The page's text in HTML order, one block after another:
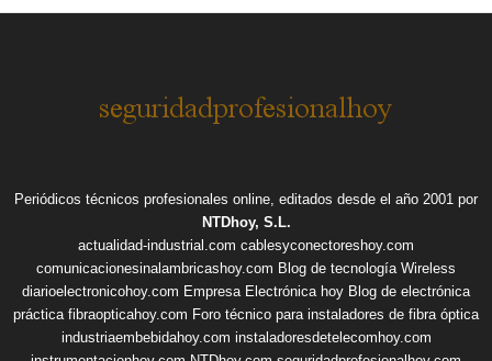
Periódicos técnicos profesionales online, editados desde el año 2001 por
NTDhoy, S.L.
actualidad-industrial.com cablesyconectoreshoy.com
comunicacionesinalambricashoy.com Blog de tecnología Wireless
diarioelectronicohoy.com Empresa Electrónica hoy Blog de electrónica
práctica fibraopticahoy.com Foro técnico para instaladores de fibra óptica
industriaembebidahoy.com instaladoresdetelecomhoy.com